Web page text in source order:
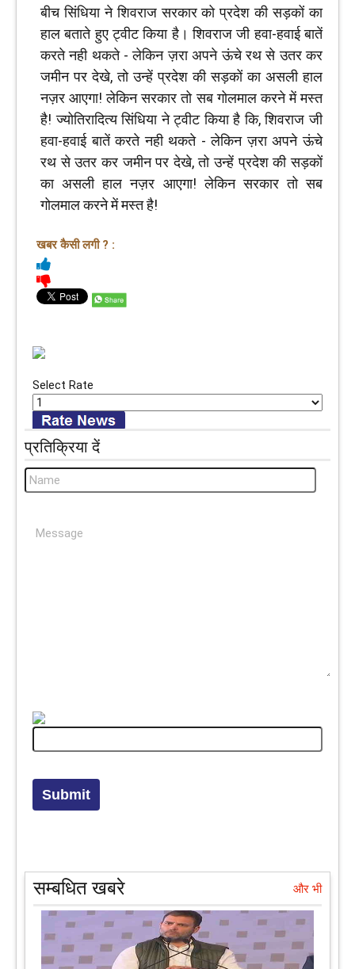
बीच सिंधिया ने शिवराज सरकार को प्रदेश की सड़कों का
हाल बताते हुए ट्वीट किया है। शिवराज जी हवा-हवाई बातें
करते नही थकते - लेकिन ज़रा अपने ऊंचे रथ से उतर कर
जमीन पर देखे, तो उन्हें प्रदेश की सड़कों का असली हाल
नज़र आएगा! लेकिन सरकार तो सब गोलमाल करने में मस्त
है! ज्योतिरादित्य सिंधिया ने ट्वीट किया है कि, शिवराज जी
हवा-हवाई बातें करते नही थकते - लेकिन ज़रा अपने ऊंचे
रथ से उतर कर जमीन पर देखे, तो उन्हें प्रदेश की सड़कों
का असली हाल नज़र आएगा! लेकिन सरकार तो सब
गोलमाल करने में मस्त है!
खबर कैसी लगी ? :
Select Rate
प्रतिक्रिया दें
सम्बधित खबरे और भी